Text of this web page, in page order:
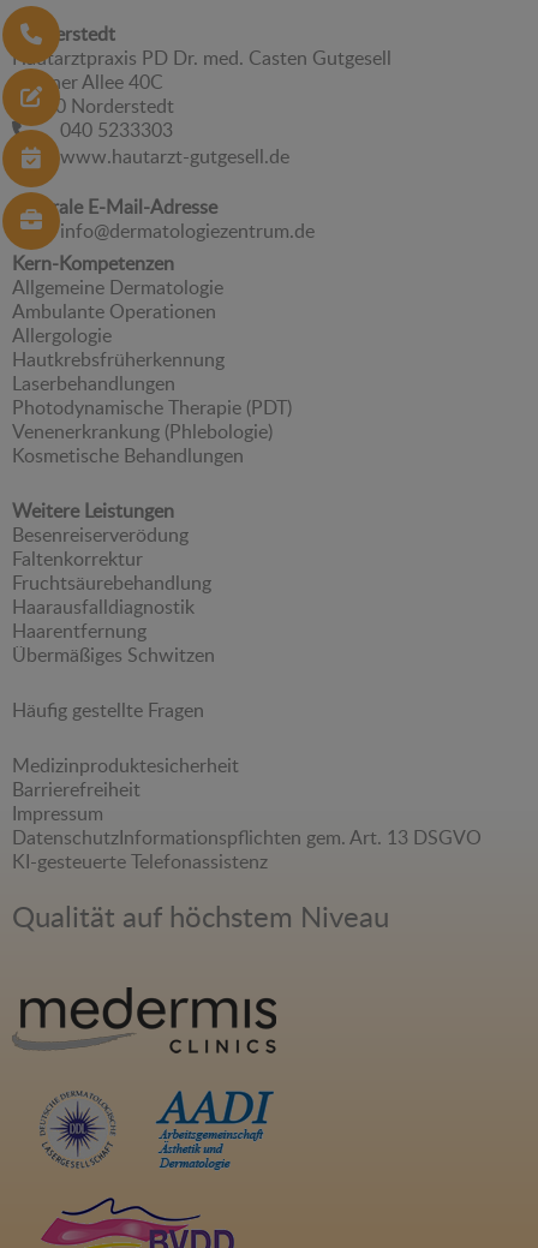
Norderstedt
Hautarztpraxis PD Dr. med. Casten Gutgesell
Berliner Allee 40C
22850 Norderstedt
040 5233303
www.hautarzt-gutgesell.de
Zentrale E-Mail-Adresse
info@dermatologiezentrum.de
Kern-Kompetenzen
Allgemeine Dermatologie
Ambulante Operationen
Allergologie
Hautkrebsfrüherkennung
Laserbehandlungen
Photodynamische Therapie (PDT)
Venenerkrankung (Phlebologie)
Kosmetische Behandlungen
Weitere Leistungen
Besenreiserverödung
Faltenkorrektur
Fruchtsäurebehandlung
Haarausfalldiagnostik
Haarentfernung
Übermäßiges Schwitzen
Häufig gestellte Fragen
Medizinproduktesicherheit
Barrierefreiheit
Impressum
DatenschutzInformationspflichten gem. Art. 13 DSGVO
KI-gesteuerte Telefonassistenz
Qualität auf höchstem Niveau